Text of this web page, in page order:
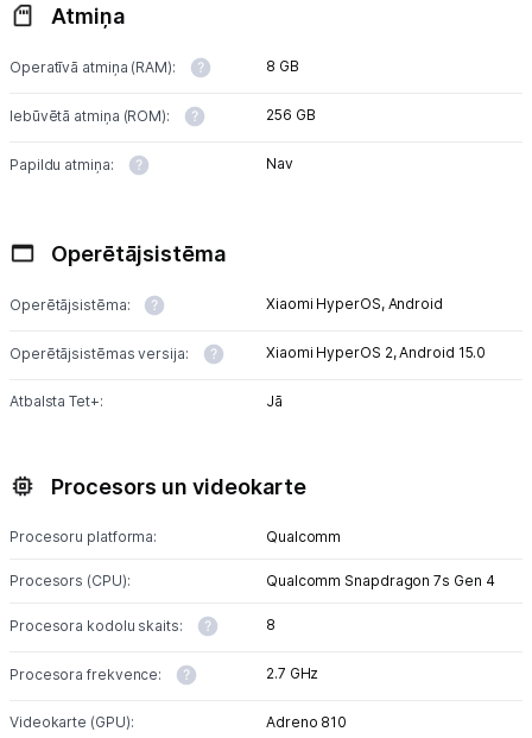
Atmiņa
Operatīvā atmiņa (RAM): 8 GB
Iebūvētā atmiņa (ROM): 256 GB
Papildu atmiņa: Nav
Operētājsistēma
Operētājsistēma: Xiaomi HyperOS, Android
Operētājsistēmas versija: Xiaomi HyperOS 2,Android 15.0
Atbalsta Tet+: Jā
Procesors un videokarte
Procesoru platforma: Qualcomm
Procesors (CPU): Qualcomm Snapdragon 7s Gen 4
Procesora kodolu skaits: 8
Procesora frekvence: 2.7 GHz
Videokarte (GPU): Adreno 810